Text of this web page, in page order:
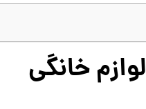
خانگی